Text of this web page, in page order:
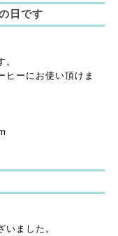
日です
ヒーにお使い頂けま
ました。